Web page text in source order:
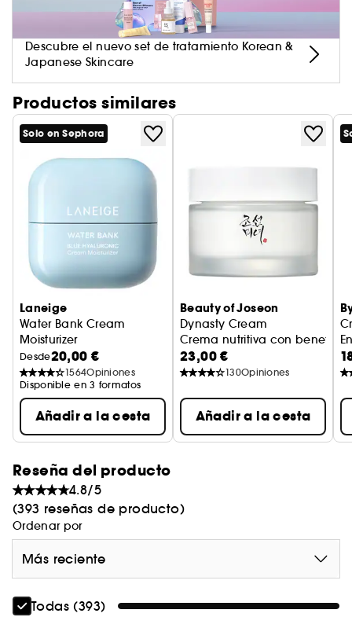
Descubre el nuevo set de tratamiento Korean &
Japanese Skincare
Productos similares
Solo en Sephora
Laneige
Water Bank Cream
Moisturizer
Crema Hidratante
Desde20,00 €
1564Opiniones
Disponible en 3 formatos
Añadir a la cesta
Beauty of Joseon
Dynasty Cream
Crema nutritiva con
23,00 €
130Opiniones
Añadir a la cesta
Reseña del producto
4.8/5
(393 reseñas de producto)
Ordenar por
Más reciente
Todas (393)